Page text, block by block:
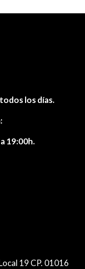
los días.
19:00h.
19 CP. 01016